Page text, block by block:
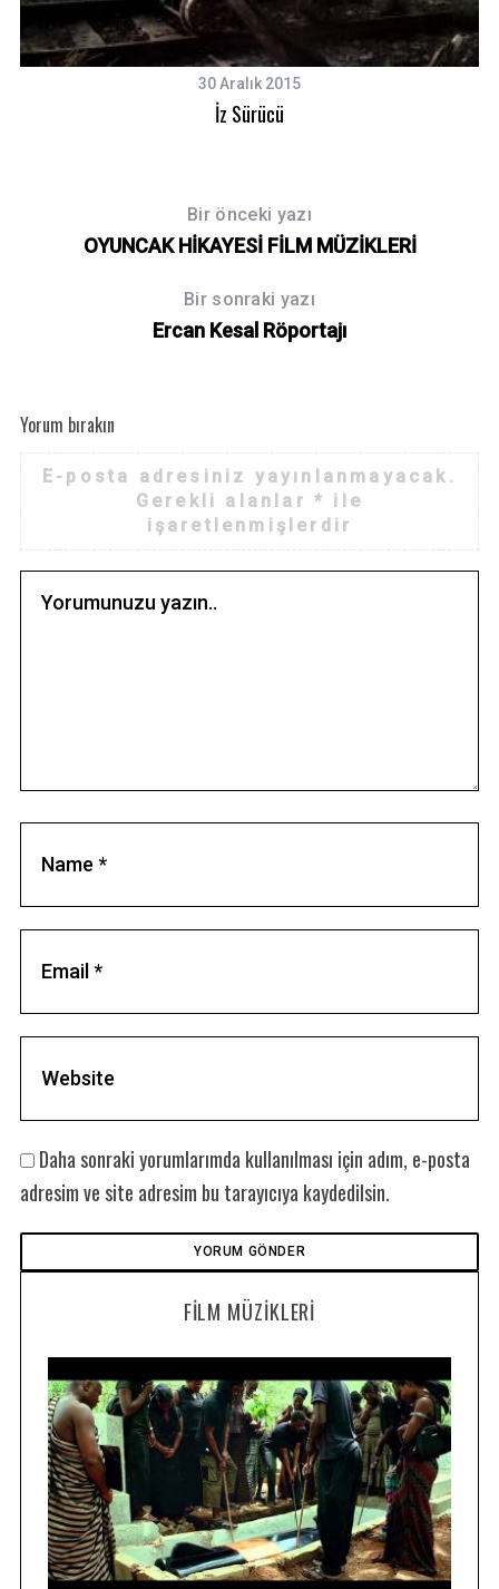
30 Aralık 2015
İz Sürücü
Bir önceki yazı
OYUNCAK HİKAYESİ FİLM MÜZİKLERİ
Bir sonraki yazı
Ercan Kesal Röportajı
Yorum bırakın
E-posta adresiniz yayınlanmayacak.
Gerekli alanlar* ile
işaretlenmişlerdir
Daha sonraki yorumlarımda kullanılması için adım, e-posta
adresim ve site adresim bu tarayıcıya kaydedilsin.
FILM MÜZIKLERI
c
h
f